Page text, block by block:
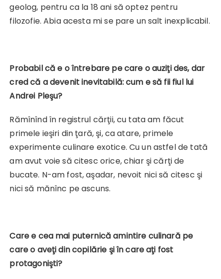
geolog, pentru ca la 18 ani să optez pentru
filozofie. Abia acesta mi se pare un salt inexplicabil.
Probabil că e o întrebare pe care o auziţi des, dar
cred că a devenit inevitabilă: cum e să fii fiul lui
Andrei Pleşu?
Rămînînd în registrul cărţii, cu tata am făcut
primele ieşiri din ţară, şi, ca atare, primele
experimente culinare exotice. Cu un astfel de tată
am avut voie să citesc orice, chiar şi cărţi de
bucate. N-am fost, aşadar, nevoit nici să citesc şi
nici să mănînc pe ascuns.
Care e cea mai puternică amintire culinară pe
care o aveţi din copilărie şi în care aţi fost
protagonişti?